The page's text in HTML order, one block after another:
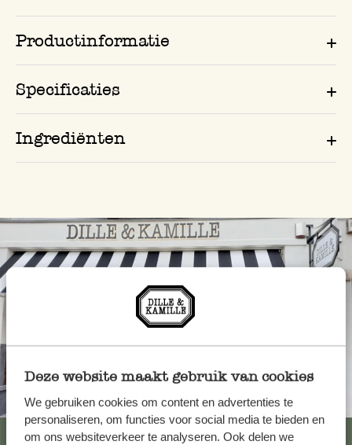
Deze website maakt gebruik van cookies
We gebruiken cookies om content en advertenties te
personaliseren, om functies voor social media te bieden en
om ons websiteverkeer te analyseren. Ook delen we
Productinformatie
Specificaties
Ingrediënten
Altijd in de buurt
Bekijk alle 62 winkels